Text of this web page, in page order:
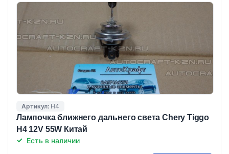
Артикул: H4
Лампочка ближнего дальнего света Chery Tiggo
H4 12V 55W Китай
Есть в наличии